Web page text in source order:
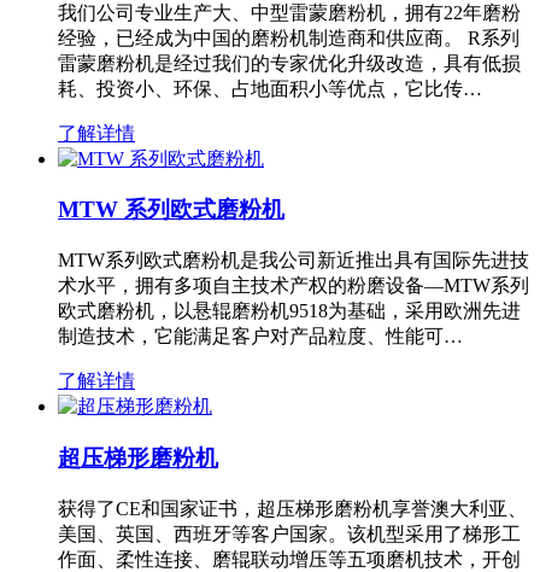
我们公司专业生产大、中型雷蒙磨粉机，拥有22年磨粉
经验，已经成为中国的磨粉机制造商和供应商。 R系列
雷蒙磨粉机是经过我们的专家优化升级改造，具有低损
耗、投资小、环保、占地面积小等优点，它比传…
了解详情
MTW 系列欧式磨粉机
MTW系列欧式磨粉机是我公司新近推出具有国际先进技
术水平，拥有多项自主技术产权的粉磨设备—MTW系列
欧式磨粉机，以悬辊磨粉机9518为基础，采用欧洲先进
制造技术，它能满足客户对产品粒度、性能可…
了解详情
超压梯形磨粉机
获得了CE和国家证书，超压梯形磨粉机享誉澳大利亚、
美国、英国、西班牙等客户国家。该机型采用了梯形工
作面、柔性连接、磨辊联动增压等五项磨机技术，开创